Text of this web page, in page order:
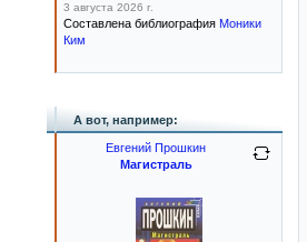
3 августа 2026 г.
Составлена библиография Моники
Ким
А вот, например:
Евгений Прошкин
Магистраль